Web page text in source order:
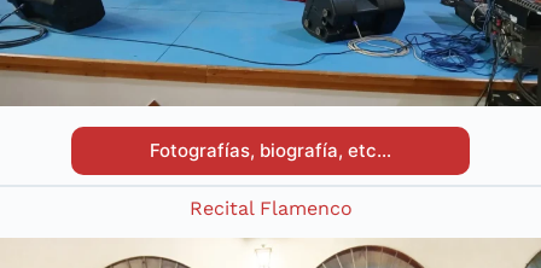
Fotografías, biografía, etc…
Recital Flamenco